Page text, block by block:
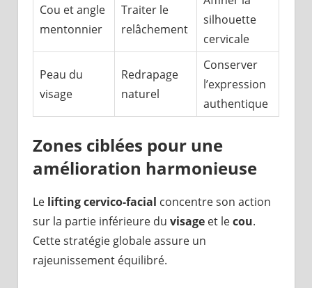
Cou et angle
mentonnier
Traiter le
relâchement
silhouette
cervicale
Peau du
visage
Redrapage
naturel
Conserver
l’expression
authentique
Zones ciblées pour une
amélioration harmonieuse
Le lifting cervico-facial concentre son action
sur la partie inférieure du visageet lecou.
Cette stratégie globale assure un
rajeunissement équilibré.